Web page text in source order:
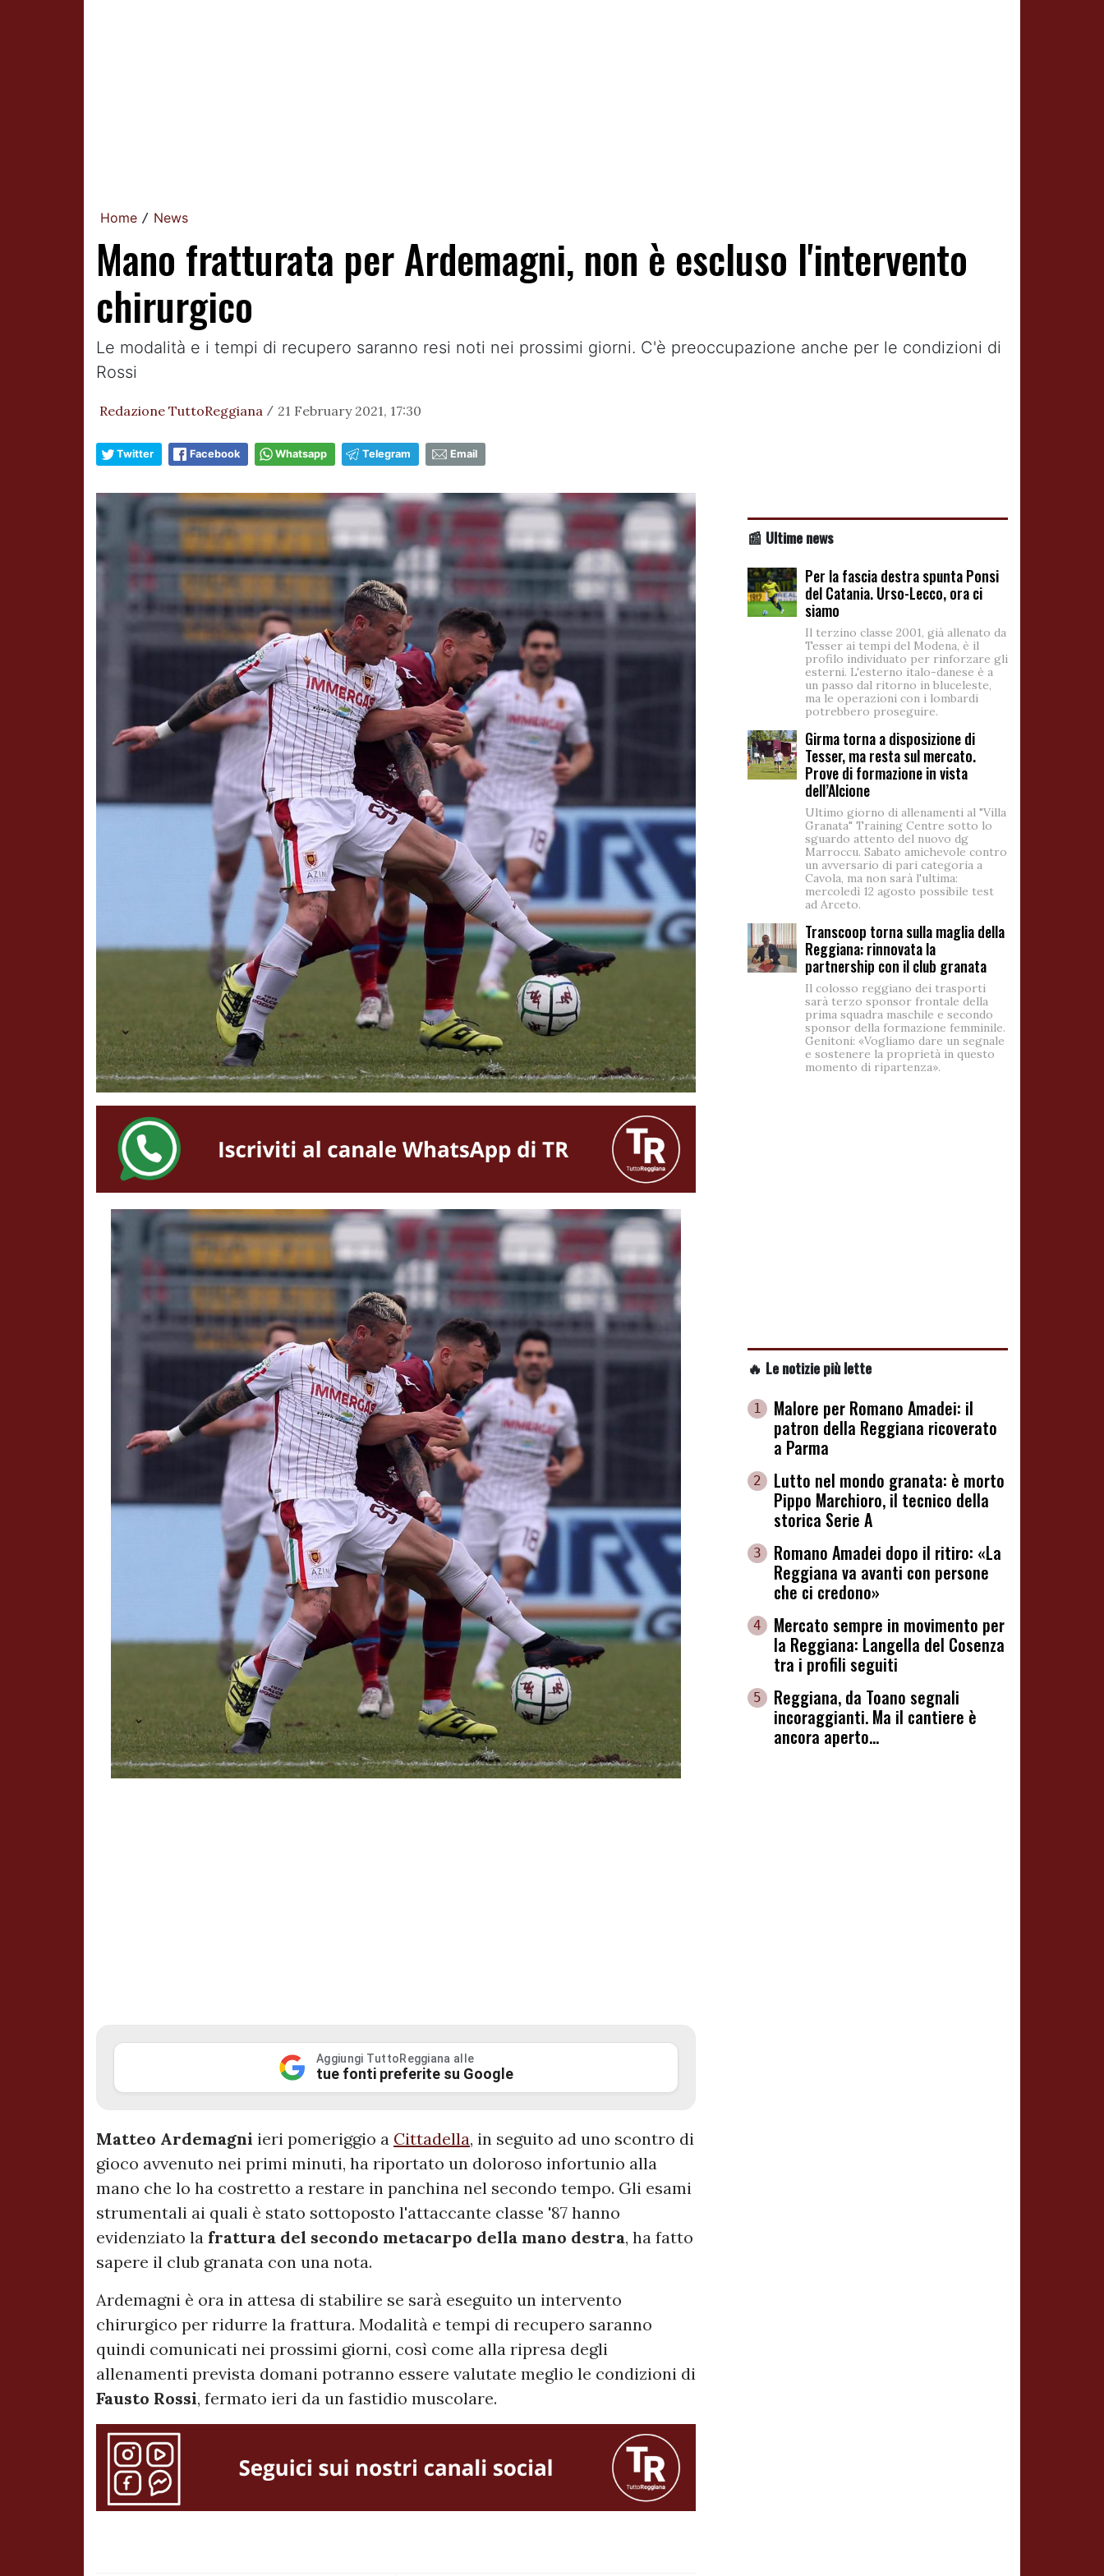
Home / News
Mano fratturata per Ardemagni, non è escluso l'intervento
chirurgico
Le modalità e i tempi di recupero saranno resi noti nei prossimi giorni. C'è preoccupazione anche per le condizioni di
Rossi
Redazione TuttoReggiana / 21 February 2021, 17:30
Twitter Facebook Whatsapp Telegram Email
Aggiungi TuttoReggiana alle
tue fonti preferite su Google
Matteo Ardemagni ieri pomeriggio a Cittadella, in seguito ad uno scontro di
gioco avvenuto nei primi minuti, ha riportato un doloroso infortunio alla
mano che lo ha costretto a restare in panchina nel secondo tempo. Gli esami
strumentali ai quali è stato sottoposto l'attaccante classe '87 hanno
evidenziato la frattura del secondo metacarpo della mano destra, ha fatto
sapere il club granata con una nota.
Ardemagni è ora in attesa di stabilire se sarà eseguito un intervento
chirurgico per ridurre la frattura. Modalità e tempi di recupero saranno
quindi comunicati nei prossimi giorni, così come alla ripresa degli
allenamenti prevista domani potranno essere valutate meglio le condizioni di
Fausto Rossi, fermato ieri da un fastidio muscolare.
📰 Ultime news
Per la fascia destra spunta Ponsi
del Catania. Urso-Lecco, ora ci
siamo
Il terzino classe 2001, già allenato da
Tesser ai tempi del Modena, è il
profilo individuato per rinforzare gli
esterni. L'esterno italo-danese è a
un passo dal ritorno in bluceleste,
ma le operazioni con i lombardi
potrebbero proseguire.
Girma torna a disposizione di
Tesser, ma resta sul mercato.
Prove di formazione in vista
dell’Alcione
Ultimo giorno di allenamenti al "Villa
Granata" Training Centre sotto lo
sguardo attento del nuovo dg
Marroccu. Sabato amichevole contro
un avversario di pari categoria a
Cavola, ma non sarà l'ultima:
mercoledì 12 agosto possibile test
ad Arceto.
Transcoop torna sulla maglia della
Reggiana: rinnovata la
partnership con il club granata
Il colosso reggiano dei trasporti
sarà terzo sponsor frontale della
prima squadra maschile e secondo
sponsor della formazione femminile.
Genitoni: «Vogliamo dare un segnale
e sostenere la proprietà in questo
momento di ripartenza».
🔥 Le notizie più lette
1
Malore per Romano Amadei: il
patron della Reggiana ricoverato
a Parma
2
Lutto nel mondo granata: è morto
Pippo Marchioro, il tecnico della
storica Serie A
3
Romano Amadei dopo il ritiro: «La
Reggiana va avanti con persone
che ci credono»
4
Mercato sempre in movimento per
la Reggiana: Langella del Cosenza
tra i profili seguiti
5
Reggiana, da Toano segnali
incoraggianti. Ma il cantiere è
ancora aperto...